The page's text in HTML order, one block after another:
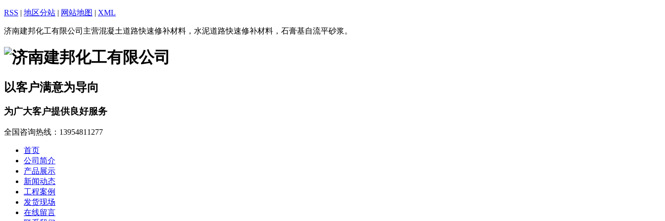
RSS | 地区分站 | 网站地图 | XML
济南建邦化工有限公司主营混凝土道路快速修补材料，水泥道路快速修补材料，石膏基自流平砂浆。
以客户满意为导向
为广大客户提供良好服务
全国咨询热线： 13954811277
首页
公司简介
产品展示
新闻动态
工程案例
发货现场
在线留言